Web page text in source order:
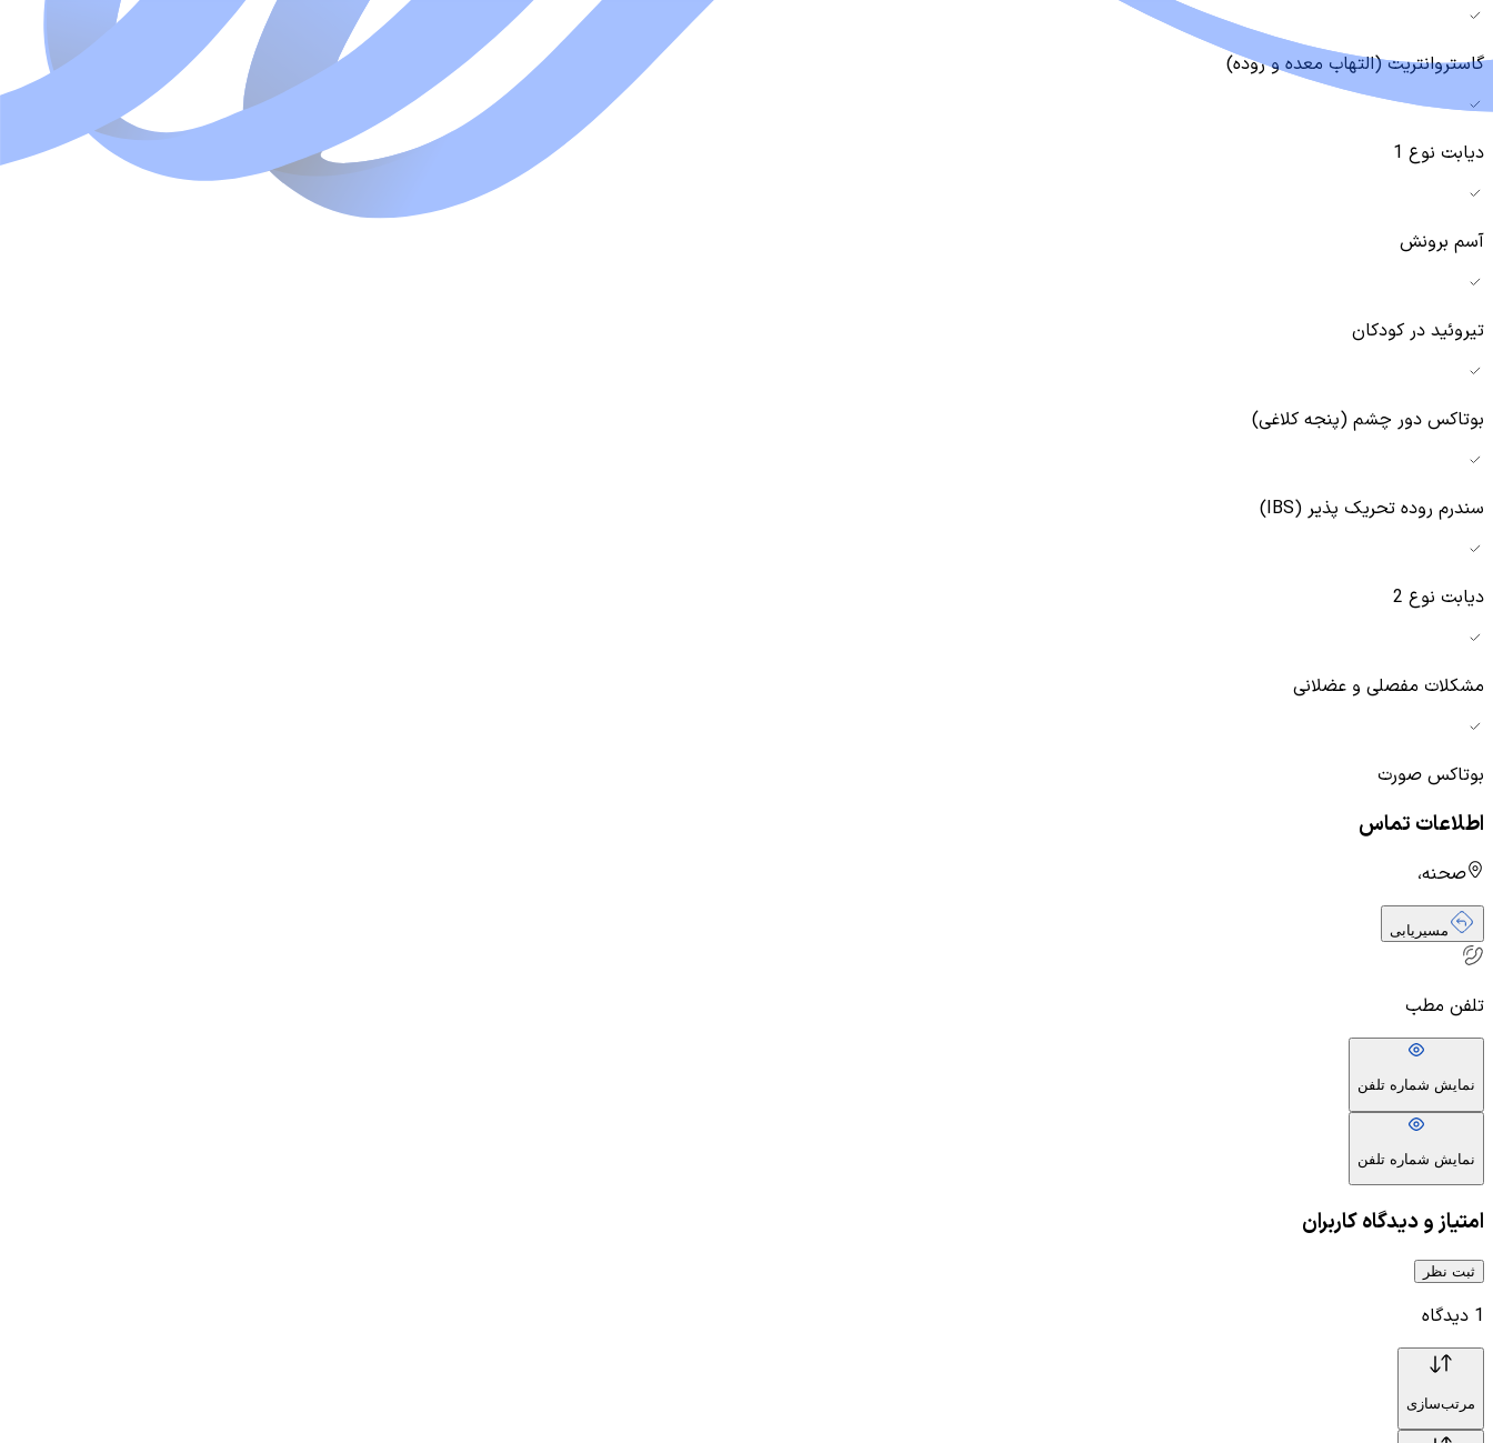
گاستروانتریت (التهاب معده و روده)
دیابت نوع 1
آسم برونش
تیروئید در کودکان
بوتاکس دور چشم (پنجه کلاغی)
سندرم روده تحریک پذیر (IBS)
دیابت نوع 2
مشکلات مفصلی و عضلانی
بوتاکس صورت
اطلاعات تماس
صحنه،
مسیریابی
تلفن مطب
نمایش شماره تلفن
نمایش شماره تلفن
امتیاز و دیدگاه کاربران
ثبت نظر
1 دیدگاه
مرتب‌سازی